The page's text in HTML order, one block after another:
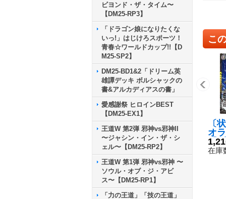
ビヨンド・ザ・タイム〜
【DM25-RP3】
「ドラゴン娘になりたくな
いっ!」はじけろスポーツ！
青春☆ワールドカップ!!【D
M25-SP2】
DM25-BD1&2「ドリーム英
雄譚デッキ ボルシャックの
書&アルカディアスの書」
愛感謝祭 ヒロインBEST
【DM25-EX1】
王道W 第2弾 邪神vs邪神II
〜ジャシン・イン・ザ・シ
ェル〜【DM25-RP2】
王道W 第1弾 邪神vs邪神 〜
ソウル・オブ・ジ・アビ
ス〜【DM25-RP1】
「力の王道」「技の王道」
こ
〔
オ
【R
《
在庫